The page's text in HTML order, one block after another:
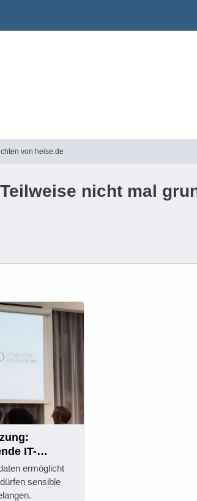
von heise.de
nicht mal
IT-
ermöglicht
sensible